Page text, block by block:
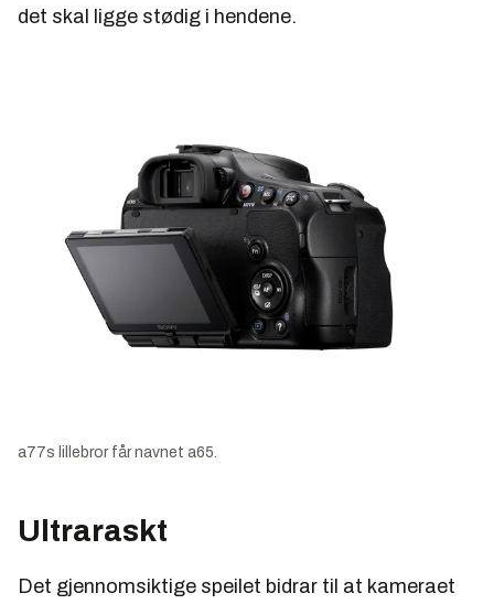
det skal ligge stødig i hendene.
a77s lillebror får navnet a65.
Ultraraskt
Det gjennomsiktige speilet bidrar til at kameraet